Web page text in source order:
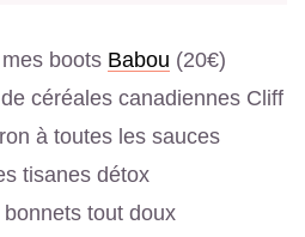
boots Babou (20€)
céréales canadiennes Cliff
à toutes les sauces
tisanes détox
tout doux